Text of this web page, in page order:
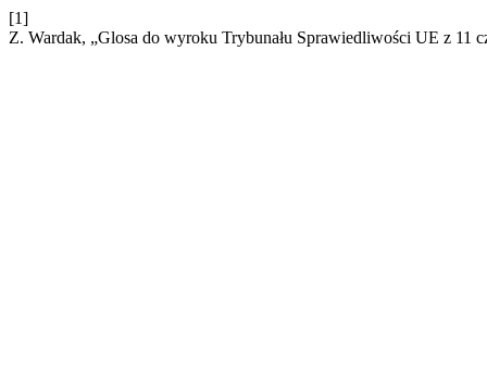
[1]
Z. Wardak, „Glosa do wyroku Trybunału Sprawiedliwości UE z 11